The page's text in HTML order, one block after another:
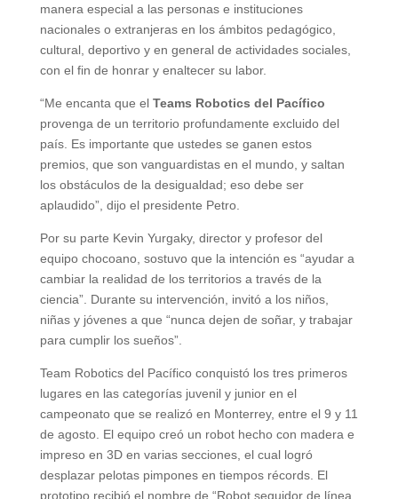
manera especial a las personas e instituciones
nacionales o extranjeras en los ámbitos pedagógico,
cultural, deportivo y en general de actividades sociales,
con el fin de honrar y enaltecer su labor.
“Me encanta que el Teams Robotics del Pacífico
provenga de un territorio profundamente excluido del
país. Es importante que ustedes se ganen estos
premios, que son vanguardistas en el mundo, y saltan
los obstáculos de la desigualdad; eso debe ser
aplaudido”, dijo el presidente Petro.
Por su parte Kevin Yurgaky, director y profesor del
equipo chocoano, sostuvo que la intención es “ayudar a
cambiar la realidad de los territorios a través de la
ciencia”. Durante su intervención, invitó a los niños,
niñas y jóvenes a que “nunca dejen de soñar, y trabajar
para cumplir los sueños”.
Team Robotics del Pacífico conquistó los tres primeros
lugares en las categorías juvenil y junior en el
campeonato que se realizó en Monterrey, entre el 9 y 11
de agosto. El equipo creó un robot hecho con madera e
impreso en 3D en varias secciones, el cual logró
desplazar pelotas pimpones en tiempos récords. El
prototipo recibió el nombre de “Robot seguidor de línea